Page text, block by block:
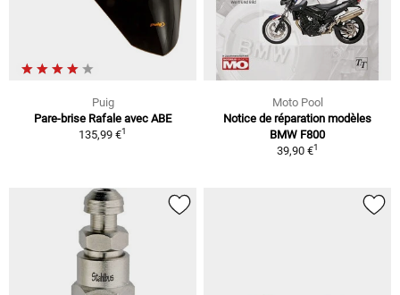
Puig
Pare-brise Rafale avec ABE
135,99 €1
Moto Pool
Notice de réparation modèles
BMW F800
39,90 €1